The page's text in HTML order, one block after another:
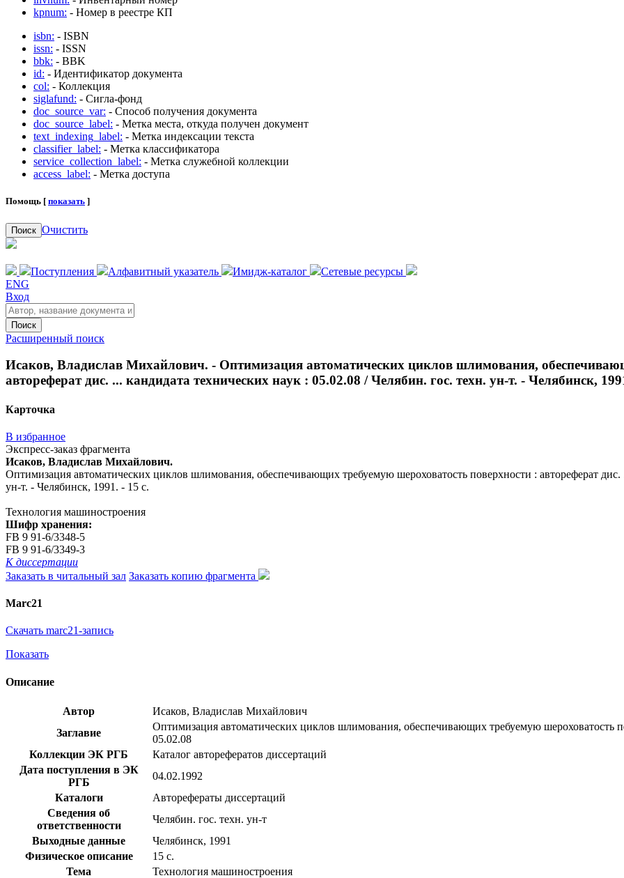
kpnum: - Номер в реестре КП
isbn: - ISBN
issn: - ISSN
bbk: - BBK
id: - Идентификатор документа
col: - Коллекция
siglafund: - Сигла-фонд
doc_source_var: - Способ получения документа
doc_source_label: - Метка места, откуда получен документ
text_indexing_label: - Метка индексации текста
classifier_label: - Метка классификатора
service_collection_label: - Метка служебной коллекции
access_label: - Метка доступа
Помощь [ показать ]
Поиск Очистить
Поступления Алфавитный указатель Имидж-каталог
Сетевые ресурсы
ENG
Вход
Поиск
Расширенный поиск
Исаков, Владислав Михайлович. - Оптимизация автоматических циклов шлимования,
автореферат дис. ... кандидата технических наук : 05.02.08 / Челябин. гос. техн. ун-т. - Челябинск,
Карточка
В избранное
Экспресс-заказ фрагмента
Исаков, Владислав Михайлович.
Оптимизация автоматических циклов шлимования, обеспечивающих требуемую шероховатость поверхности : автореферат дис.
ун-т. - Челябинск, 1991. - 15 с.
Технология машиностроения
Шифр хранения:
FB 9 91-6/3348-5
FB 9 91-6/3349-3
К диссертации
Заказать в читальный зал Заказать копию фрагмента
Marc21
Скачать marc21-запись
Показать
Описание
Автор
Исаков, Владислав Михайлович
Заглавие
Оптимизация автоматических циклов шлимования, обеспечивающих требуемую шероховатость
05.02.08
Коллекции ЭК РГБ
Каталог авторефератов диссертаций
Дата поступления в ЭК
РГБ
04.02.1992
Каталоги
Авторефераты диссертаций
Сведения об
ответственности
Челябин. гос. техн. ун-т
Выходные данные
Челябинск, 1991
Физическое описание
15 с.
Тема
Технология машиностроения